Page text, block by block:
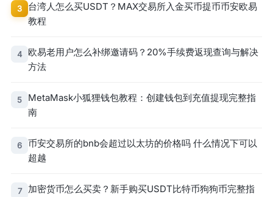
3
台湾人怎么买USDT？MAX交易所入金买币提币币安欧易
教程
4
欧易老用户怎么补绑邀请码？20%手续费返现查询与解决
方法
5
MetaMask小狐狸钱包教程：创建钱包到充值提现完整指
南
6
币安交易所的bnb会超过以太坊的价格吗 什么情况下可以
超越
7
加密货币怎么买卖？新手购买USDT比特币狗狗币完整指